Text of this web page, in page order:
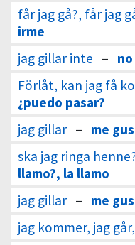
får jag gå?, får jag
irme
jag gillar inte –
Förlåt, kan jag få
¿puedo pasar?
jag gillar – me
ska jag ringa
llamo?, la llamo
jag gillar – me
jag kommer, jag